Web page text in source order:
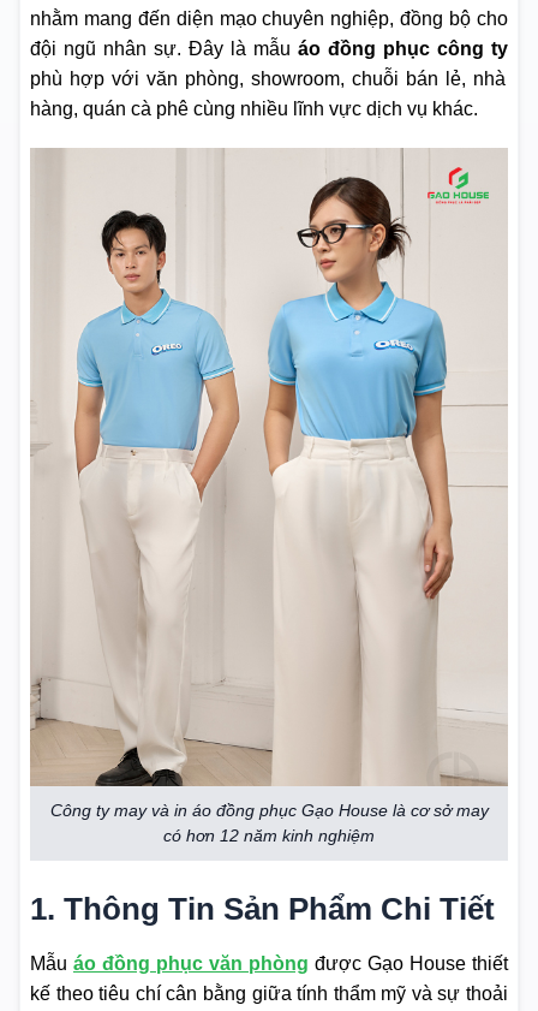
nhằm mang đến diện mạo chuyên nghiệp, đồng bộ cho
đội ngũ nhân sự. Đây là mẫu áo đồng phục công ty
phù hợp với văn phòng, showroom, chuỗi bán lẻ, nhà
hàng, quán cà phê cùng nhiều lĩnh vực dịch vụ khác.
Công ty may và in áo đồng phục Gạo House là cơ sở may
có hơn 12 năm kinh nghiệm
1. Thông Tin Sản Phẩm Chi Tiết
Mẫu áo đồng phục văn phòng được Gạo House thiết
kế theo tiêu chí cân bằng giữa tính thẩm mỹ và sự thoải